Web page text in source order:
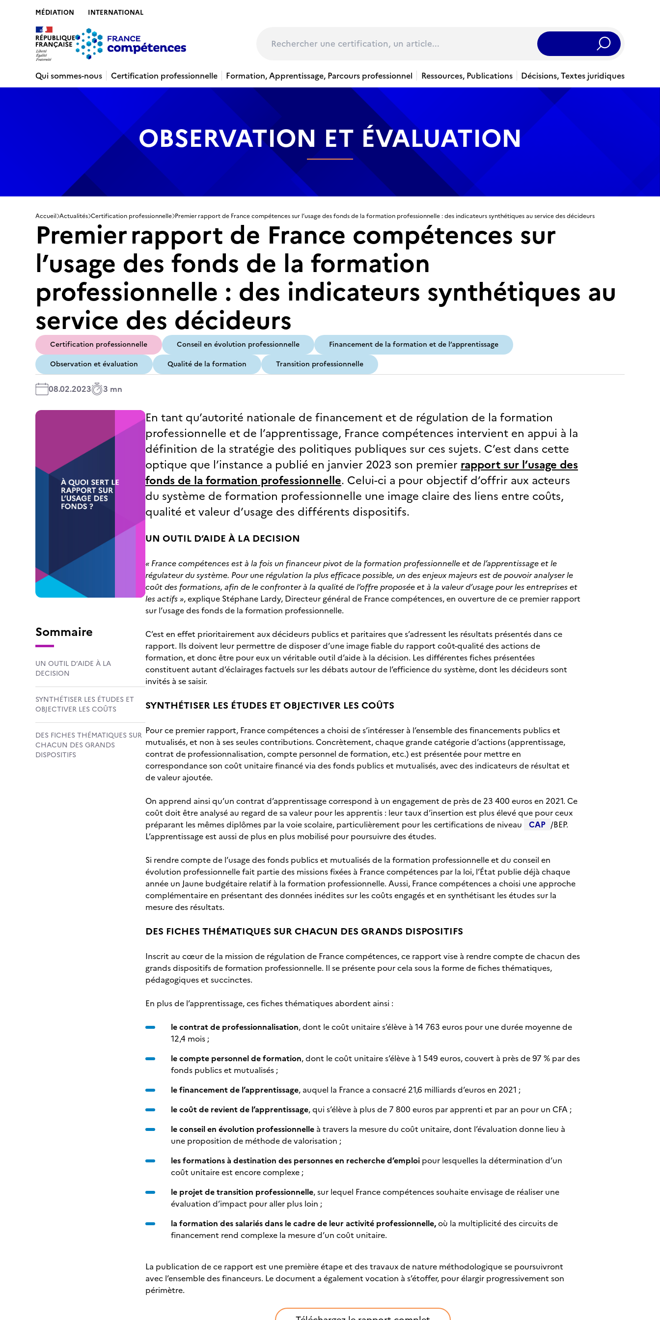
MÉDIATION INTERNATIONAL
Rechercher
Qui sommes-nous
Certification professionnelle Formation, Apprentissage, Parcours professionnel Ressources, Publications Décisions, Textes juridiques
OBSERVATION ET ÉVALUATION
Accueil Actualités Certification professionnelle Premier rapport de France compétences sur l’usage des fonds de la formation professionnelle : des indicateurs synthétiques au service des décideurs
Premier rapport de France compétences sur
l’usage des fonds de la formation
professionnelle : des indicateurs synthétiques au
service des décideurs
Certification professionnelle Conseil en évolution professionnelle
Financement de la formation et de l’apprentissage
Observation et évaluation
Qualité de la formation Transition professionnelle
08.02.2023 3 mn
Sommaire
UN OUTIL D’AIDE À LA
DECISION
SYNTHÉTISER LES ÉTUDES ET
OBJECTIVER LES COÛTS
DES FICHES THÉMATIQUES SUR
CHACUN DES GRANDS
DISPOSITIFS
En tant qu’autorité nationale de financement et de régulation de la formation
professionnelle et de l’apprentissage, France compétences intervient en appui à la
définition de la stratégie des politiques publiques sur ces sujets. C’est dans cette
optique que l’instance a publié en janvier 2023 son premier rapport sur l’usage des
fonds de la formation professionnelle. Celui-ci a pour objectif d’offrir aux acteurs
du système de formation professionnelle une image claire des liens entre coûts,
qualité et valeur d’usage des différents dispositifs.
UN OUTIL D’AIDE À LA DECISION
« France compétences est à la fois un financeur pivot de la formation professionnelle et de l’apprentissage et le
régulateur du système. Pour une régulation la plus efficace possible, un des enjeux majeurs est de pouvoir analyser le
coût des formations, afin de le confronter à la qualité de l’offre proposée et à la valeur d’usage pour les entreprises et
les actifs », explique Stéphane Lardy, Directeur général de France compétences, en ouverture de ce premier rapport
sur l’usage des fonds de la formation professionnelle.
C’est en effet prioritairement aux décideurs publics et paritaires que s’adressent les résultats présentés dans ce
rapport. Ils doivent leur permettre de disposer d’une image fiable du rapport coût-qualité des actions de
formation, et donc être pour eux un véritable outil d’aide à la décision. Les différentes fiches présentées
constituent autant d’éclairages factuels sur les débats autour de l’efficience du système, dont les décideurs sont
invités à se saisir.
SYNTHÉTISER LES ÉTUDES ET OBJECTIVER LES COÛTS
Pour ce premier rapport, France compétences a choisi de s’intéresser à l’ensemble des financements publics et
mutualisés, et non à ses seules contributions. Concrètement, chaque grande catégorie d’actions (apprentissage,
contrat de professionnalisation, compte personnel de formation, etc.) est présentée pour mettre en
correspondance son coût unitaire financé via des fonds publics et mutualisés, avec des indicateurs de résultat et
de valeur ajoutée.
On apprend ainsi qu’un contrat d’apprentissage correspond à un engagement de près de 23 400 euros en 2021. Ce
coût doit être analysé au regard de sa valeur pour les apprentis : leur taux d’insertion est plus élevé que pour ceux
préparant les mêmes diplômes par la voie scolaire, particulièrement pour les certifications de niveau
CAP /BEP.
L’apprentissage est aussi de plus en plus mobilisé pour poursuivre des études.
Si rendre compte de l’usage des fonds publics et mutualisés de la formation professionnelle et du conseil en
évolution professionnelle fait partie des missions fixées à France compétences par la loi, l’État publie déjà chaque
année un Jaune budgétaire relatif à la formation professionnelle. Aussi, France compétences a choisi une approche
complémentaire en présentant des données inédites sur les coûts engagés et en synthétisant les études sur la
mesure des résultats.
DES FICHES THÉMATIQUES SUR CHACUN DES GRANDS DISPOSITIFS
Inscrit au cœur de la mission de régulation de France compétences, ce rapport vise à rendre compte de chacun des
grands dispositifs de formation professionnelle. Il se présente pour cela sous la forme de fiches thématiques,
pédagogiques et succinctes.
En plus de l’apprentissage, ces fiches thématiques abordent ainsi :
le contrat de professionnalisation, dont le coût unitaire s’élève à 14 763 euros pour une durée moyenne de
12,4 mois ;
le compte personnel de formation, dont le coût unitaire s’élève à 1 549 euros, couvert à près de 97 % par des
fonds publics et mutualisés ;
le financement de l’apprentissage, auquel la France a consacré 21,6 milliards d’euros en 2021 ;
le coût de revient de l’apprentissage, qui s’élève à plus de 7 800 euros par apprenti et par an pour un CFA ;
le conseil en évolution professionnelle à travers la mesure du coût unitaire, dont l’évaluation donne lieu à
une proposition de méthode de valorisation ;
les formations à destination des personnes en recherche d’emploi pour lesquelles la détermination d’un
coût unitaire est encore complexe ;
le projet de transition professionnelle, sur lequel France compétences souhaite envisage de réaliser une
évaluation d’impact pour aller plus loin ;
la formation des salariés dans le cadre de leur activité professionnelle,où la multiplicité des circuits de
financement rend complexe la mesure d’un coût unitaire.
La publication de ce rapport est une première étape et des travaux de nature méthodologique se poursuivront
avec l’ensemble des financeurs. Le document a également vocation à s’étoffer, pour élargir progressivement son
périmètre.